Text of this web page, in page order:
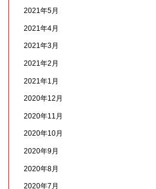
2021年5月
2021年4月
2021年3月
2021年2月
2021年1月
2020年12月
2020年11月
2020年10月
2020年9月
2020年8月
2020年7月